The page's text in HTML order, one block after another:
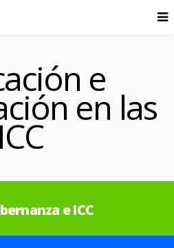
e
en las
ICC
e ICC